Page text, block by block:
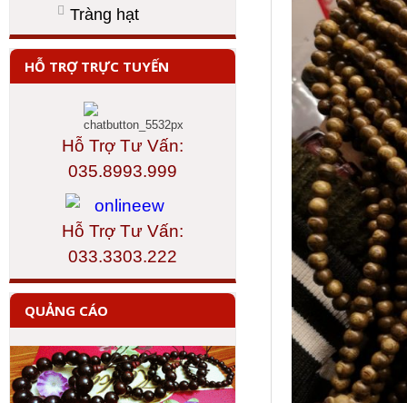
Tràng hạt
HỖ TRỢ TRỰC TUYẾN
Hỗ Trợ Tư Vấn:
035.8993.999
Hỗ Trợ Tư Vấn:
033.3303.222
QUẢNG CÁO